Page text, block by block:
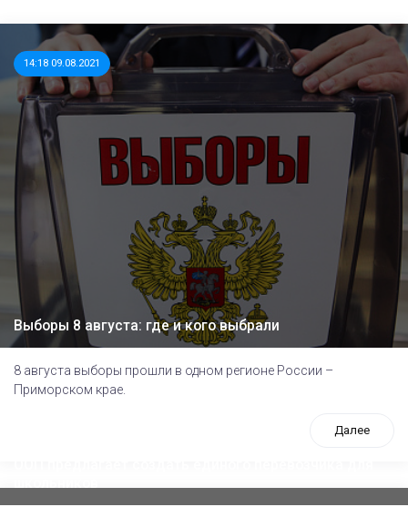
14:18 09.08.2021
Выборы 8 августа: где и кого выбрали
8 августа выборы прошли в одном регионе России –
Приморском крае.
Далее